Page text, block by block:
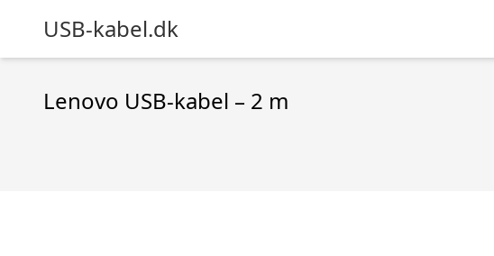
USB-kabel.dk
Lenovo USB-kabel – 2 m